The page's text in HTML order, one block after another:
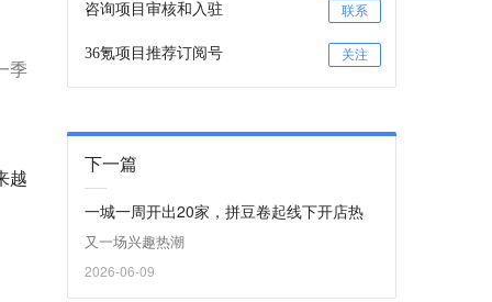
季
越
咨询项目审核和入驻 联系
36氪项目推荐订阅号 关注
下一篇
一城一周开出20家，拼豆卷起线下开店热
又一场兴趣热潮
2026-06-09